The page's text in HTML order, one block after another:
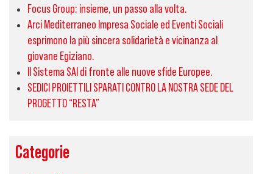
Focus Group: insieme, un passo alla volta.
Arci Mediterraneo Impresa Sociale ed Eventi Sociali
esprimono la più sincera solidarietà e vicinanza al
giovane Egiziano.
Il Sistema SAI di fronte alle nuove sfide Europee.
SEDICI PROIETTILI SPARATI CONTRO LA NOSTRA SEDE DEL
PROGETTO “RESTA”
Categorie